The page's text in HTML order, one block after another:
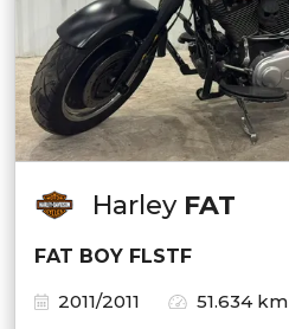
Harley FAT
FAT BOY FLSTF
2011/2011
51.634 km